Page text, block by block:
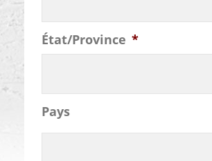
État/Province *
Pays